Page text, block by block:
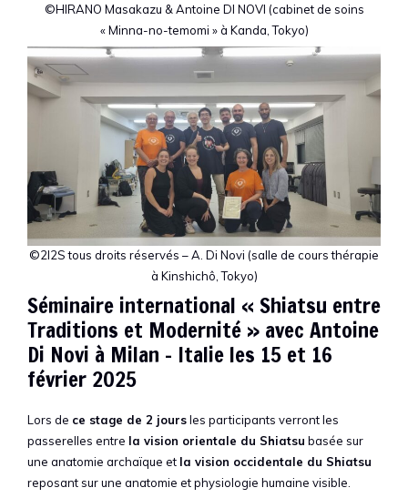
©HIRANO Masakazu & Antoine DI NOVI (cabinet de soins
« Minna-no-temomi » à Kanda, Tokyo)
©2I2S tous droits réservés – A. Di Novi (salle de cours thérapie
à Kinshichô, Tokyo)
Séminaire international « Shiatsu entre
Traditions et Modernité » avec Antoine
Di Novi à Milan – Italie les 15 et 16
février 2025
Lors de ce stage de 2 joursles participants verront les
passerelles entre la vision orientale du Shiatsu basée sur
une anatomie archaïque et la vision occidentale du Shiatsu
reposant sur une anatomie et physiologie humaine visible.